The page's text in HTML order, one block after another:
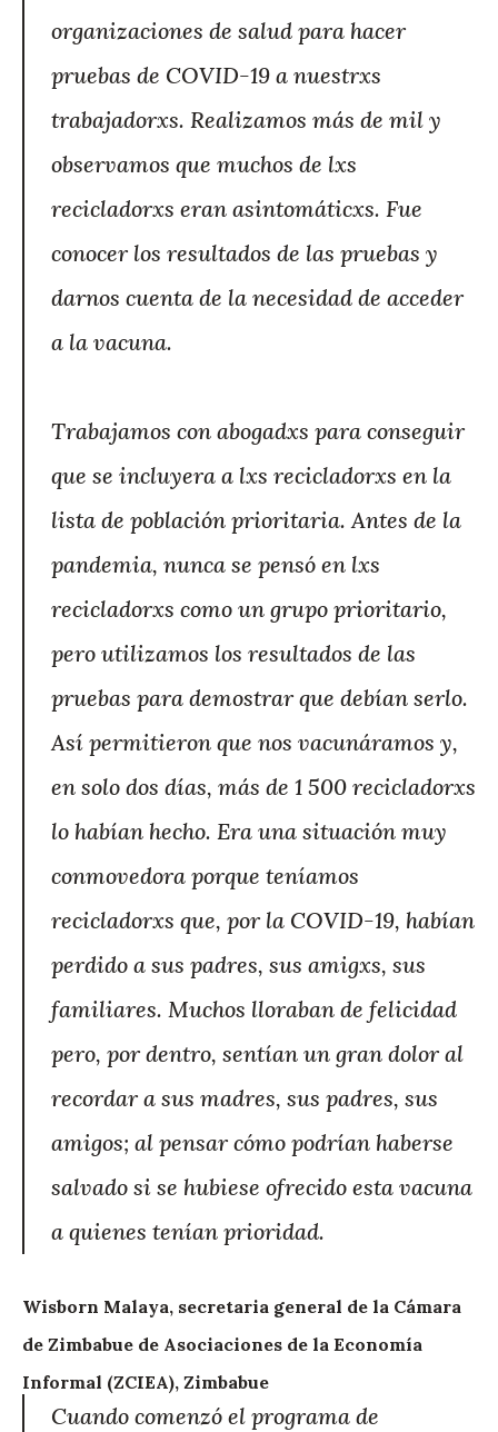
organizaciones de salud para hacer
pruebas de COVID-19 a nuestrxs
trabajadorxs. Realizamos más de mil y
observamos que muchos de lxs
recicladorxs eran asintomáticxs. Fue
conocer los resultados de las pruebas y
darnos cuenta de la necesidad de acceder
a la vacuna.
Trabajamos con abogadxs para conseguir
que se incluyera a lxs recicladorxs en la
lista de población prioritaria. Antes de la
pandemia, nunca se pensó en lxs
recicladorxs como un grupo prioritario,
pero utilizamos los resultados de las
pruebas para demostrar que debían serlo.
Así permitieron que nos vacunáramos y,
en solo dos días, más de 1 500 recicladorxs
lo habían hecho. Era una situación muy
conmovedora porque teníamos
recicladorxs que, por la COVID-19, habían
perdido a sus padres, sus amigxs, sus
familiares. Muchos lloraban de felicidad
pero, por dentro, sentían un gran dolor al
recordar a sus madres, sus padres, sus
amigos; al pensar cómo podrían haberse
salvado si se hubiese ofrecido esta vacuna
a quienes tenían prioridad.
Wisborn Malaya, secretaria general de la Cámara
de Zimbabue de Asociaciones de la Economía
Informal (ZCIEA), Zimbabue
Cuando comenzó el programa de